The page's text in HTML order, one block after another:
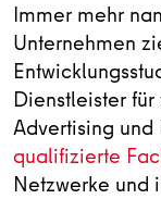
Immer mehr
Unternehmen
Dienstleister
Advertising und
qualifizierte
Netzwerke und